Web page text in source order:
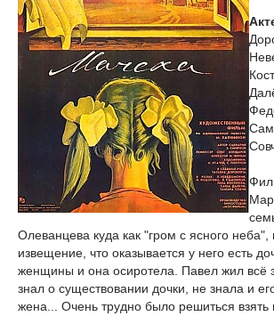
Олеванцева куда как "гром с ясного неба",
извещение, что оказывается у него есть
женщины и она осиротела. Павел жил всё
знал о существовании дочки, не знала и
жена... Очень трудно было решиться взять